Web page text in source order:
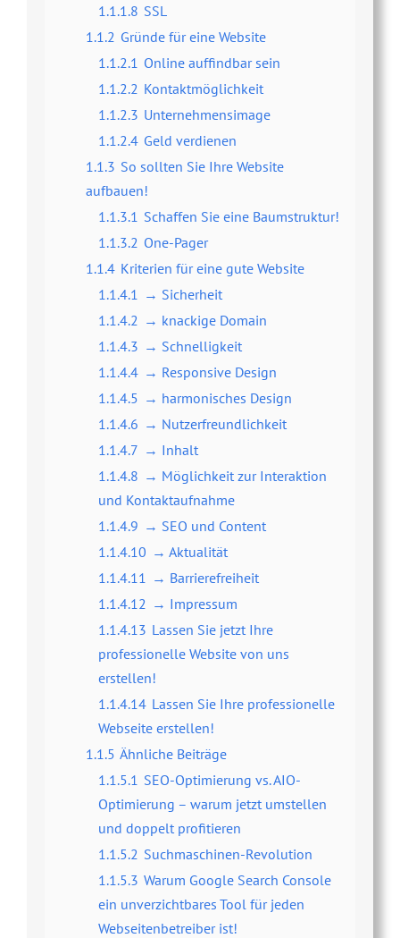
1.1.1.8 SSL
1.1.2 Gründe für eine Website
1.1.2.1 Online auffindbar sein
1.1.2.2 Kontaktmöglichkeit
1.1.2.3 Unternehmensimage
1.1.2.4 Geld verdienen
1.1.3 So sollten Sie Ihre Website
aufbauen!
1.1.3.1 Schaffen Sie eine Baumstruktur!
1.1.3.2 One-Pager
1.1.4 Kriterien für eine gute Website
1.1.4.1 → Sicherheit
1.1.4.2 → knackige Domain
1.1.4.3 → Schnelligkeit
1.1.4.4 → Responsive Design
1.1.4.5 → harmonisches Design
1.1.4.6 → Nutzerfreundlichkeit
1.1.4.7 → Inhalt
1.1.4.8 → Möglichkeit zur Interaktion
und Kontaktaufnahme
1.1.4.9 → SEO und Content
1.1.4.10 → Aktualität
1.1.4.11 → Barrierefreiheit
1.1.4.12 → Impressum
1.1.4.13 Lassen Sie jetzt Ihre
professionelle Website von uns
erstellen!
1.1.4.14 Lassen Sie Ihre professionelle
Webseite erstellen!
1.1.5 Ähnliche Beiträge
1.1.5.1 SEO-Optimierung vs. AIO-
Optimierung – warum jetzt umstellen
und doppelt profitieren
1.1.5.2 Suchmaschinen-Revolution
1.1.5.3 Warum Google Search Console
ein unverzichtbares Tool für jeden
Webseitenbetreiber ist!